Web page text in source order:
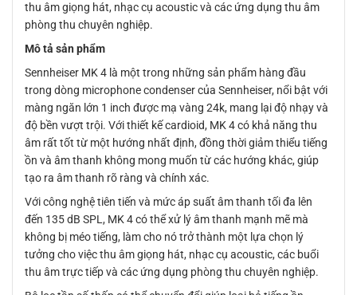
thu âm giọng hát, nhạc cụ acoustic và các ứng dụng thu âm
phòng thu chuyên nghiệp.
Mô tả sản phẩm
Sennheiser MK 4 là một trong những sản phẩm hàng đầu
trong dòng microphone condenser của Sennheiser, nổi bật với
màng ngăn lớn 1 inch được mạ vàng 24k, mang lại độ nhạy và
độ bền vượt trội. Với thiết kế cardioid, MK 4 có khả năng thu
âm rất tốt từ một hướng nhất định, đồng thời giảm thiểu tiếng
ồn và âm thanh không mong muốn từ các hướng khác, giúp
tạo ra âm thanh rõ ràng và chính xác.
Với công nghệ tiên tiến và mức áp suất âm thanh tối đa lên
đến 135 dB SPL, MK 4 có thể xử lý âm thanh mạnh mẽ mà
không bị méo tiếng, làm cho nó trở thành một lựa chọn lý
tưởng cho việc thu âm giọng hát, nhạc cụ acoustic, các buổi
thu âm trực tiếp và các ứng dụng phòng thu chuyên nghiệp.